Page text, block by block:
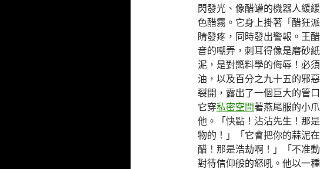
閃發光、像醋罐的機器人緩
色醋霧。它身上掛著「醋狂
睛發疼，同時發出警報。王
音的嘲弄，刺耳得像是磨砂
泥，是對醬料學的侮辱！必
油，以及百分之九十五的邪
裂開，露出了一個巨大的管
它穿私密空間著燕尾服的小
他。「快點！沾沾先生！那
物的！」「它會把你的蒜泥
醋！那是浩劫啊！」「不准
對待信仰般的怒吼。他以一